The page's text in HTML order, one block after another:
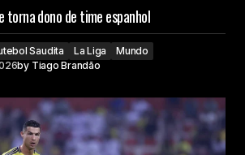
torna dono de time espanhol
Saudita La Liga
Mundo
by Tiago Brandão